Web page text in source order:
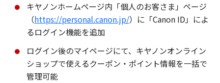
キヤノンホームページ内「個人のお客さま」ページ
（https://personal.canon.jp/）に「Canon ID」によ
るログイン機能を追加
ログイン後のマイページにて、キヤノンオンライン
ショップで使えるクーポン・ポイント情報を一括で
管理可能